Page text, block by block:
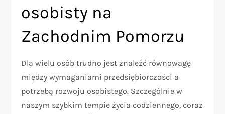
osobisty na
Zachodnim Pomorzu
Dla wielu osób trudno jest znaleźć równowagę
między wymaganiami przedsiębiorczości a
potrzebą rozwoju osobistego. Szczególnie w
naszym szybkim tempie życia codziennego, coraz